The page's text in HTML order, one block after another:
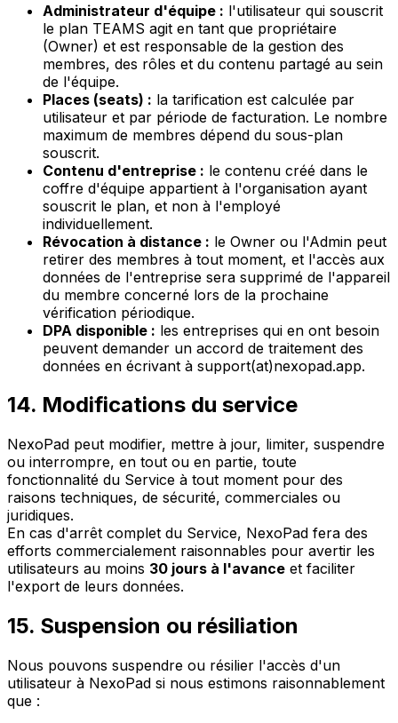
Administrateur d'équipe : l'utilisateur qui souscrit
le plan TEAMS agit en tant que propriétaire
(Owner) et est responsable de la gestion des
membres, des rôles et du contenu partagé au sein
de l'équipe.
Places (seats) : la tarification est calculée par
utilisateur et par période de facturation. Le nombre
maximum de membres dépend du sous-plan
souscrit.
Contenu d'entreprise : le contenu créé dans le
coffre d'équipe appartient à l'organisation ayant
souscrit le plan, et non à l'employé
individuellement.
Révocation à distance : le Owner ou l'Admin peut
retirer des membres à tout moment, et l'accès aux
données de l'entreprise sera supprimé de l'appareil
du membre concerné lors de la prochaine
vérification périodique.
DPA disponible : les entreprises qui en ont besoin
peuvent demander un accord de traitement des
données en écrivant à support(at)nexopad.app.
14. Modifications du service
NexoPad peut modifier, mettre à jour, limiter, suspendre
ou interrompre, en tout ou en partie, toute
fonctionnalité du Service à tout moment pour des
raisons techniques, de sécurité, commerciales ou
juridiques.
En cas d'arrêt complet du Service, NexoPad fera des
efforts commercialement raisonnables pour avertir les
utilisateurs au moins 30 jours à l'avance et faciliter
l'export de leurs données.
15. Suspension ou résiliation
Nous pouvons suspendre ou résilier l'accès d'un
utilisateur à NexoPad si nous estimons raisonnablement
que :